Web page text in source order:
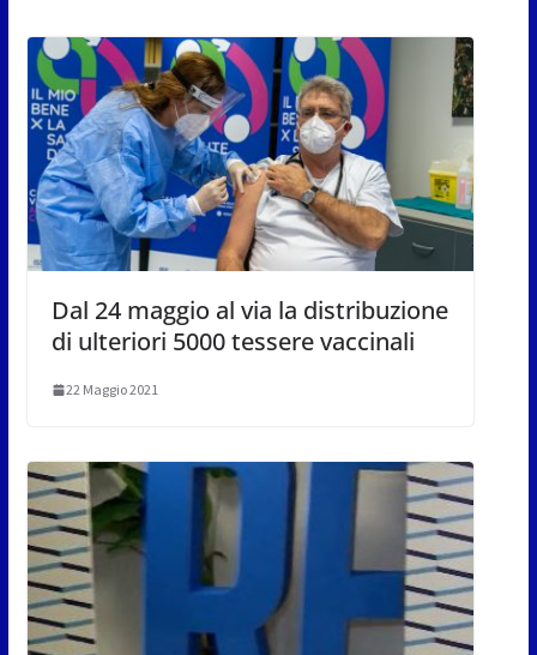
Dal 24 maggio al via la distribuzione
di ulteriori 5000 tessere vaccinali
22 Maggio 2021